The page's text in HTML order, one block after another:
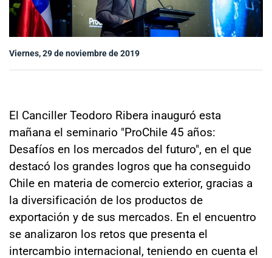
modo claro
Viernes, 29 de noviembre de 2019
El Canciller Teodoro Ribera inauguró esta
mañana el seminario "ProChile 45 años:
Desafíos en los mercados del futuro", en el que
destacó los grandes logros que ha conseguido
Chile en materia de comercio exterior, gracias a
la diversificación de los productos de
exportación y de sus mercados. En el encuentro
se analizaron los retos que presenta el
intercambio internacional, teniendo en cuenta el